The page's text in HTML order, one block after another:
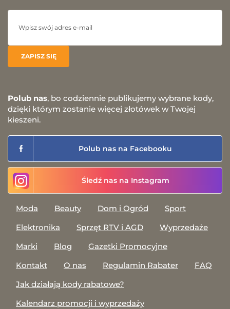
Polub nas, bo codziennie publikujemy wybrane kody,
dzięki którym zostanie więcej złotówek w Twojej
kieszeni.
Polub nas na Facebooku
Śledź nas na Instagram
Moda Beauty Dom i Ogród
Sport
Elektronika
Sprzęt RTV i AGD
Wyprzedaże
Marki
Blog
Gazetki Promocyjne
Kontakt
O nas Regulamin Rabater
FAQ
Jak działają kody rabatowe?
Kalendarz promocji i wyprzedaży